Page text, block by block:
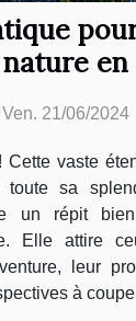
Ven. 21/06/2024
Cette vaste
sa
un répit
Elle attire
leur
à